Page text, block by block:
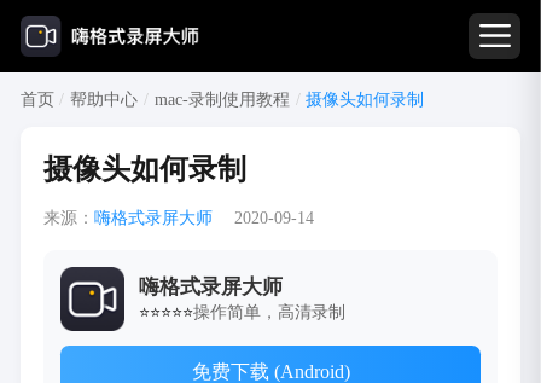
首页 / 帮助中心 / mac-录制使用教程 / 摄像头如何录制
摄像头如何录制
来源： 嗨格式录屏大师 2020-09-14
嗨格式录屏大师
⭐⭐⭐⭐⭐操作简单，高清录制
免费下载 (Android)